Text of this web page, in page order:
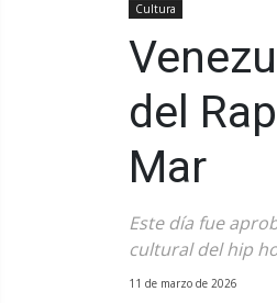
Cultura
del
Mar
Este día fue
cultural del hip
11 de marzo de 2026